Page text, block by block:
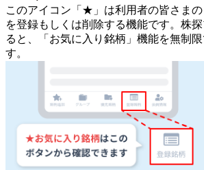
このアイコン 「★」 は利用者の皆さまの
を登録もしくは削除する機能です。 株
ると、「お気に入り銘柄」機能を無制
す。